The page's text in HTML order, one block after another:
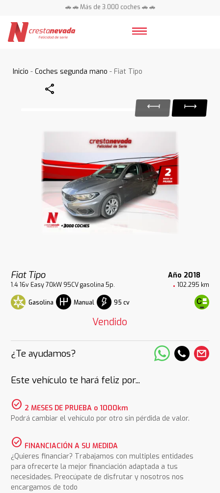
🚗 🚗 Más de 3.000 coches 🚗 🚗
Inicio -Coches segunda mano - Fiat Tipo
Share
Fiat Tipo Año 2018
1.4 16v Easy 70kW 95CV gasolina 5p. 102.295 km
Gasolina Manual 95 cv
Vendido
¿Te ayudamos?
Este vehículo te hará feliz por...
check_circle 2 MESES DE PRUEBA o 1000km
Podrá cambiar el vehículo por otro sin pérdida de valor.
check_circle FINANCIACIÓN A SU MEDIDA
¿Quieres financiar? Trabajamos con multiples entidades
para ofrecerte la mejor financiación adaptada a tus
necesidades. Preocúpate de disfrutar y nosotros nos
encargamos de todo